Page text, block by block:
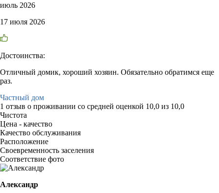
июль 2026
17 июля 2026
Достоинства:
Отличный домик, хороший хозяин. Обязательно обратимся еще
раз.
Частный дом
1 отзыв о проживании со средней оценкой 10,0 из 10,0
Чистота
Цена - качество
Качество обслуживания
Расположение
Своевременность заселения
Соответствие фото
Александр